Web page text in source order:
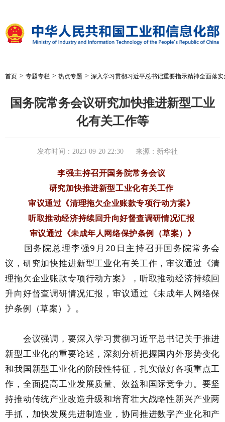
首页 > 专题专栏 > 热点专题 > 深入学习贯彻习近平总书记重要指示精神全面落
国务院常务会议研究加快推进新型工业
化有关工作等
发布时间：2023-09-20 22:30 来源：新华社
李强主持召开国务院常务会议
研究加快推进新型工业化有关工作
审议通过《清理拖欠企业账款专项行动方案》
听取推动经济持续回升向好督查调研情况汇报
审议通过《未成年人网络保护条例（草案）》
国务院总理李强9月20日主持召开国务院常务会
议，研究加快推进新型工业化有关工作，审议通过《清
理拖欠企业账款专项行动方案》，听取推动经济持续回
升向好督查调研情况汇报，审议通过《未成年人网络保
护条例（草案）》。
会议强调，要深入学习贯彻习近平总书记关于推进
新型工业化的重要论述，深刻分析把握国内外形势变化
和我国新型工业化的阶段性特征，扎实做好各项重点工
作，全面提高工业发展质量、效益和国际竞争力。要坚
持推动传统产业改造升级和培育壮大战略性新兴产业两
手抓，加快发展先进制造业，协同推进数字产业化和产